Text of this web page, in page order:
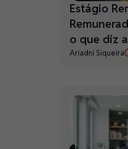
Estágio
o que diz
Ariadni Siqueira